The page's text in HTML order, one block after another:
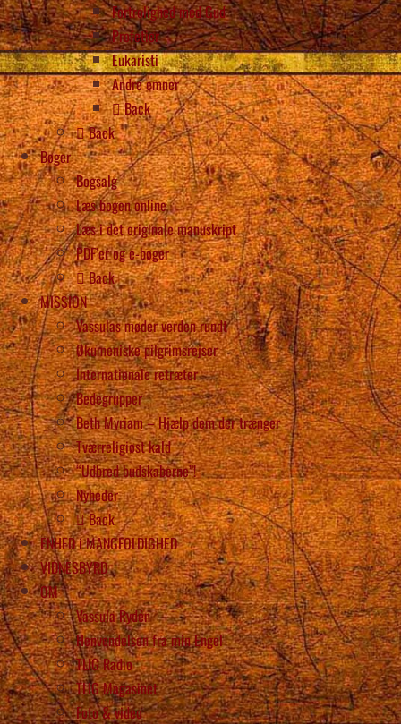
Fortrolighed med Gud
Profetier
Eukaristi
Andre emner
Back
Back
Bøger
Bogsalg
Læs bogen online
Læs i det originale manuskript
PDF’er og e-bøger
Back
MISSION
Vassulas møder verden rundt
Økumeniske pilgrimsrejser
Internationale retræter
Bedegrupper
Beth Myriam – Hjælp dem der trænger
Tværreligiøst kald
“Udbred budskaberne”!
Nyheder
Back
ENHED i MANGFOLDIGHED
VIDNESBYRD
OM
Vassula Rydén
Henvendelsen fra min Engel
TLIG Radio
TLIG Magasinet
Foto & video